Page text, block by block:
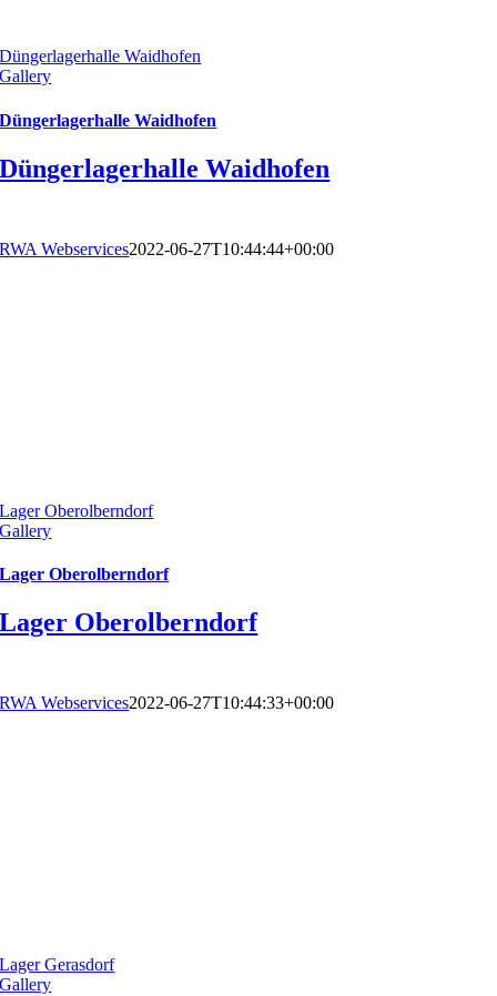
Düngerlagerhalle Waidhofen
Gallery
Düngerlagerhalle Waidhofen
Düngerlagerhalle Waidhofen
RWA Webservices2022-06-27T10:44:44+00:00
Lager Oberolberndorf
Gallery
Lager Oberolberndorf
Lager Oberolberndorf
RWA Webservices2022-06-27T10:44:33+00:00
Lager Gerasdorf
Gallery